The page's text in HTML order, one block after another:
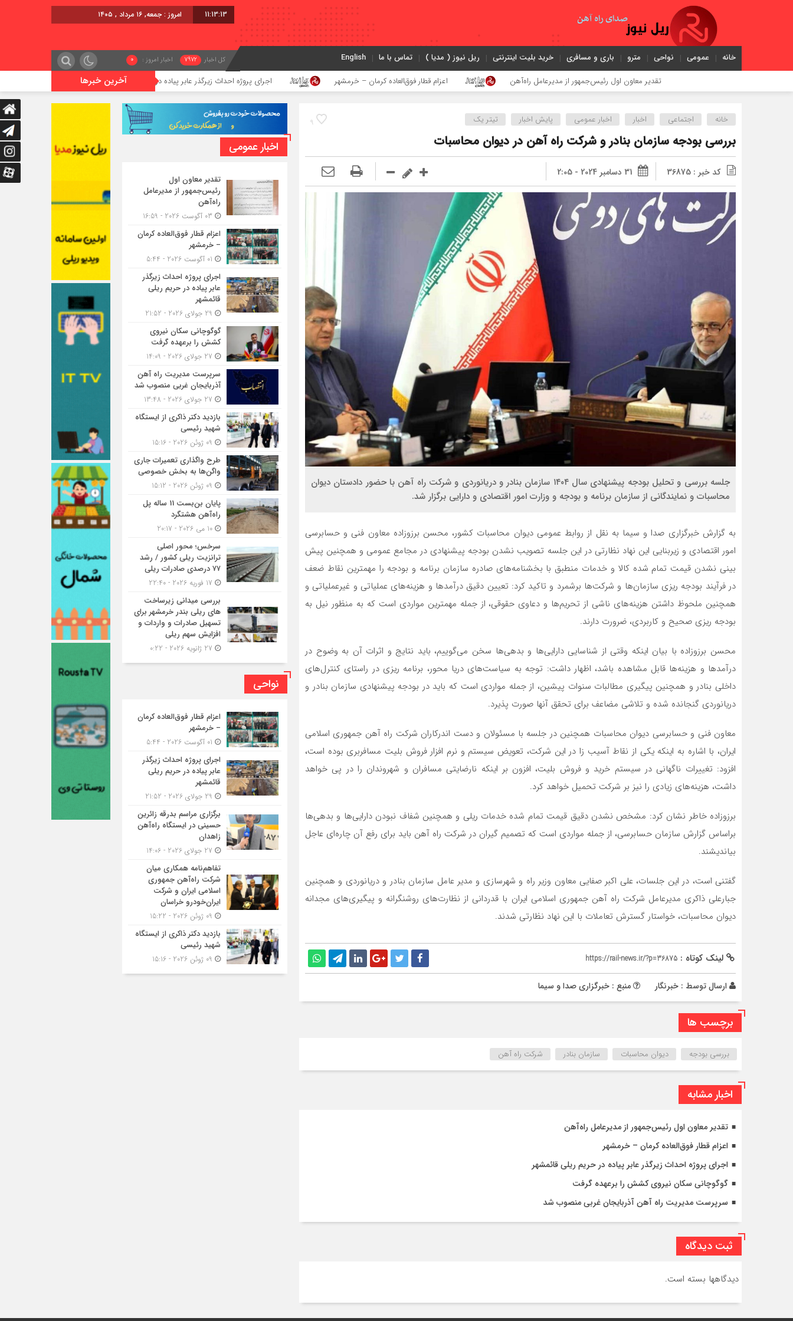
11:13:14 امروز : جمعه, ۱۶ مرداد , ۱۴۰۵
خانه عمومی نواحی مترو باری و مسافری خرید بلیت اینترنتی ریل نیوز ( مدیا ) تماس با ما English کل اخبار 7972 اخبار امروز : 0
آخرین خبرها تقدیر معاون اول رئیس‌جمهور از مدیرعامل راه‌آهن اعزام قطار فوق‌العاده کرمان – خرمشهر اجرای پروژه احداث زیرگذر عابر پیاده در حریم ریلی قائمشهر
9 خانه اجتماعی اخبار اخبار عمومی پایش اخبار تیتر یک
بررسی بودجه سازمان بنادر و شرکت راه آهن در دیوان محاسبات
کد خبر : 36875 31 دسامبر 2024 - 2:05
جلسه بررسی و تحلیل بودجه پیشنهادی سال ۱۴۰۴ سازمان بنادر و دریانوردی و شرکت راه آهن با حضور دادستان دیوان
محاسبات و نمایندگانی از سازمان برنامه و بودجه و وزارت امور اقتصادی و دارایی برگزار شد.
به گزارش خبرگزاری صدا و سیما به نقل از روابط عمومی دیوان محاسبات کشور، محسن برزوزاده معاون فنی و حسابرسی
امور اقتصادی و زیربنایی این نهاد نظارتی در این جلسه تصویب نشدن بودجه پیشنهادی در مجامع عمومی و همچنین پیش
بینی نشدن قیمت تمام شده کالا و خدمات منطبق با بخشنامه‌های صادره سازمان برنامه و بودجه را مهمترین نقاط ضعف
در فرآیند بودجه ریزی سازمان‌ها و شرکت‌ها برشمرد و تاکید کرد: تعیین دقیق درآمد‌ها و هزینه‌های عملیاتی و غیرعملیاتی و
همچنین ملحوظ داشتن هزینه‌های ناشی از تحریم‌ها و دعاوی حقوقی، از جمله مهمترین مواردی است که به منظور نیل به
بودجه ریزی صحیح و کاربردی، ضرورت دارند.
محسن برزوزاده با بیان اینکه وقتی از شناسایی دارایی‌ها و بدهی‌ها سخن می‌گوییم، باید نتایج و اثرات آن به وضوح در
درآمد‌ها و هزینه‌ها قابل مشاهده باشد، اظهار داشت: توجه به سیاست‌های دریا محور، برنامه ریزی در راستای کنترل‌های
داخلی بنادر و همچنین پیگیری مطالبات سنوات پیشین، از جمله مواردی است که باید در بودجه پیشنهادی سازمان بنادر و
دریانوردی گنجانده شده و تلاشی مضاعف برای تحقق آنها صورت پذیرد.
معاون فنی و حسابرسی دیوان محاسبات همچنین در جلسه با مسئولان و دست اندرکاران شرکت راه آهن جمهوری اسلامی
ایران، با اشاره به اینکه یکی از نقاط آسیب زا در این شرکت، تعویض سیستم و نرم افزار فروش بلیت مسافربری بوده است،
افزود: تغییرات ناگهانی در سیستم خرید و فروش بلیت، افزون بر اینکه نارضایتی مسافران و شهروندان را در پی خواهد
داشت، هزینه‌های زیادی را نیز بر شرکت تحمیل خواهد کرد.
برزوزاده خاطر نشان کرد: مشخص نشدن دقیق قیمت تمام شده خدمات ریلی و همچنین شفاف نبودن دارایی‌ها و بدهی‌ها
براساس گزارش سازمان حسابرسی، از جمله مواردی است که تصمیم گیران در شرکت راه آهن باید برای رفع آن چاره‌ای عاجل
بیاندیشند.
گفتنی است، در این جلسات، علی اکبر صفایی معاون وزیر راه و شهرسازی و مدیر عامل سازمان بنادر و دریانوردی و همچنین
جبارعلی ذاکری مدیرعامل شرکت راه آهن جمهوری اسلامی ایران با قدردانی از نظارت‌های روشنگرانه و پیگیری‌های مجدانه
دیوان محاسبات، خواستار گسترش تعاملات با این نهاد نظارتی شدند.
لینک کوتاه : https://rail-news.ir/?p=36875
ارسال توسط : خبرنگار منبع : خبرگزاری صدا و سیما
برچسب ها
بررسی بودجه دیوان محاسبات سازمان بنادر شرکت راه آهن
اخبار مشابه
تقدیر معاون اول رئیس‌جمهور از مدیرعامل راه‌آهن
اعزام قطار فوق‌العاده کرمان – خرمشهر
اجرای پروژه احداث زیرگذر عابر پیاده در حریم ریلی قائمشهر
گوگوچانی سکان نیروی کشش را برعهده گرفت
سرپرست مدیریت راه آهن آذربایجان غربی منصوب شد
ثبت دیدگاه
دیدگاهها بسته است.
اخبار عمومی
تقدیر معاون اول
رئیس‌جمهور از مدیرعامل
راه‌آهن
اعزام قطار فوق‌العاده کرمان
– خرمشهر
اجرای پروژه احداث زیرگذر
عابر پیاده در حریم ریلی
قائمشهر
گوگوچانی سکان نیروی
کشش را برعهده گرفت
سرپرست مدیریت راه آهن
آذربایجان غربی منصوب شد
بازدید دکتر ذاکری از ایستگاه
شهید رئیسی
طرح واگذاری تعمیرات جاری
واگن‌ها به بخش خصوصی
پایان بن‌بست 11 ساله پل
راه‌آهن هشتگرد
سرخس؛ محور اصلی
ترانزیت ریلی کشور / رشد
۷۷ درصدی صادرات ریلی
بررسی میدانی زیرساخت
های ریلی بندر خرمشهر برای
تسهیل صادرات و واردات و
افزایش سهم ریلی
نواحی
اعزام قطار فوق‌العاده کرمان
– خرمشهر
اجرای پروژه احداث زیرگذر
عابر پیاده در حریم ریلی
قائمشهر
برگزاری مراسم بدرقه زائرین
حسینی در ایستگاه راه‌آهن
زاهدان
تفاهم‌نامه همکاری میان
شرکت راه‌آهن جمهوری
اسلامی ایران و شرکت
ایران‌خودرو خراسان
بازدید دکتر ذاکری از ایستگاه
شهید رئیسی